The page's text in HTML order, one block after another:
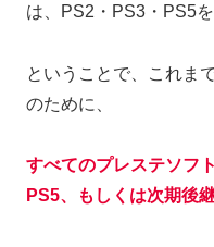
は、PS2・PS3・PS5
ということで、これま
のために、
すべてのプレステソフ
PS5、もしくは次期後